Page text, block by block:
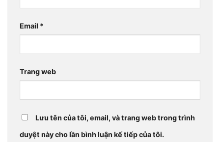
Email *
Trang web
Lưu tên của tôi, email, và trang web trong trình
duyệt này cho lần bình luận kế tiếp của tôi.